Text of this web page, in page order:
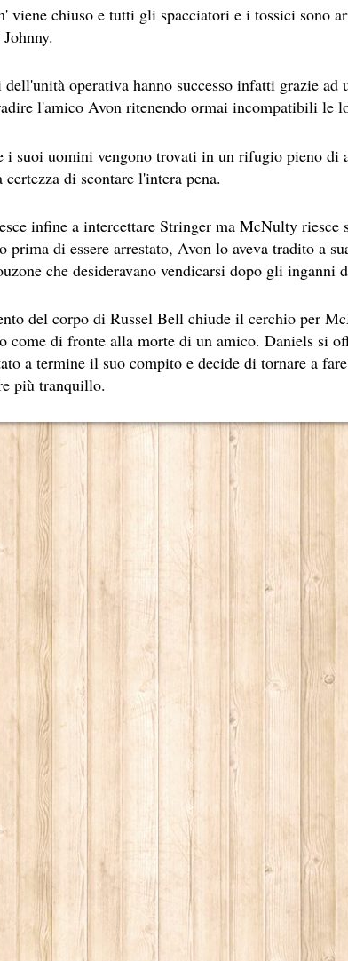
PARTE).
SE TI PIACCIONO NEL MESE DI
E SUSPENSE A CUI FA DA SFONDO IL
E SUSPENSE A CUI FA DA SFONDO IL
SE TI PIACCIONO NEL MESE DI
SE TI PIACCIONO NEL MESE DI
SCORSESE
UN MONDO MIGLIORE.
DI DAVID LYNCH
THRILLER CLASSICO
CONSIDERABILE UN ESEMPIO DI FILM NOIR
TROPPO PARZIALE.
È RIUSCITO A TENERE ALTO IL
PIÙ NELLA STORIA DEL CINEMA
viene chiuso e tutti gli spacciatori e i tossici sono
operativa hanno successo infatti grazie
l'amico Avon ritenendo ormai incompatibili le
i suoi uomini vengono trovati in un rifugio pieno di
di scontare l'intera pena.
infine a intercettare Stringer ma McNulty riesce
prima di essere arrestato, Avon lo aveva tradito a
che desideravano vendicarsi dopo gli inganni
del corpo di Russel Bell chiude il cerchio per
come di fronte alla morte di un amico. Daniels si
a termine il suo compito e decide di tornare a
più tranquillo.